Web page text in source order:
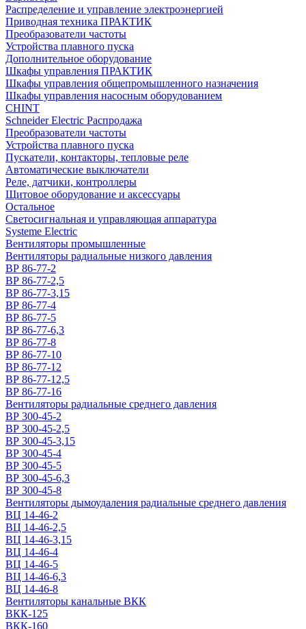
Распределение и управление электроэнергией
Приводная техника ПРАКТИК
Преобразователи частоты
Устройства плавного пуска
Дополнительное оборудование
Шкафы управления ПРАКТИК
Шкафы управления общепромышленного назначения
Шкафы управления насосным оборудованием
CHINT
Schneider Electric Распродажа
Преобразователи частоты
Устройства плавного пуска
Пускатели, контакторы, тепловые реле
Автоматические выключатели
Реле, датчики, контроллеры
Щитовое оборудование и аксессуары
Остальное
Светосигнальная и управляющая аппаратура
Systeme Electric
Вентиляторы промышленные
Вентиляторы радиальные низкого давления
ВР 86-77-2
ВР 86-77-2,5
ВР 86-77-3,15
ВР 86-77-4
ВР 86-77-5
ВР 86-77-6,3
ВР 86-77-8
ВР 86-77-10
ВР 86-77-12
ВР 86-77-12,5
ВР 86-77-16
Вентиляторы радиальные среднего давления
ВР 300-45-2
ВР 300-45-2,5
ВР 300-45-3,15
ВР 300-45-4
ВР 300-45-5
ВР 300-45-6,3
ВР 300-45-8
Вентиляторы дымоудаления радиальные среднего давления
ВЦ 14-46-2
ВЦ 14-46-2,5
ВЦ 14-46-3,15
ВЦ 14-46-4
ВЦ 14-46-5
ВЦ 14-46-6,3
ВЦ 14-46-8
Вентиляторы канальные ВКК
ВКК-125
ВКК-160